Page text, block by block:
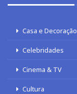
Casa e Decoração
Celebridades
Cinema & TV
Cultura